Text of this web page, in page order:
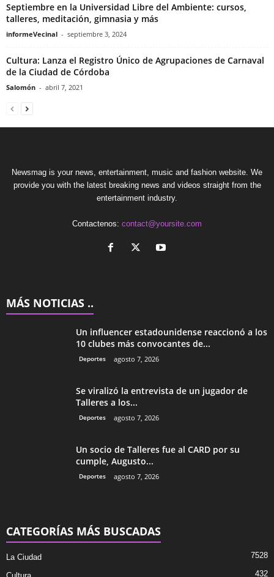
Septiembre en la Universidad Libre del Ambiente: cursos,
talleres, meditación, gimnasia y más
informeVecinal - septiembre 3, 2024
Cultura: Lanza el Registro Único de Agrupaciones de Carnaval
de la Ciudad de Córdoba
Salomón - abril 7, 2021
Newsmag is your news, entertainment, music and fashion website. We
provide you with the latest breaking news and videos straight from the
entertainment industry.
Contactenos: contact@yoursite.com
MÁS NOTICIAS ..
Un influencer estadounidense reaccionó a los
10 clubes más convocantes de...
Deportes agosto 7, 2026
Se viralizó la entrevista de un jugador de
Talleres a los...
Deportes agosto 7, 2026
Un socio de Talleres fue al CARD por su
cumple, Augusto...
Deportes agosto 7, 2026
CATEGORÍAS MÁS BUSCADAS
La Ciudad 7528
432